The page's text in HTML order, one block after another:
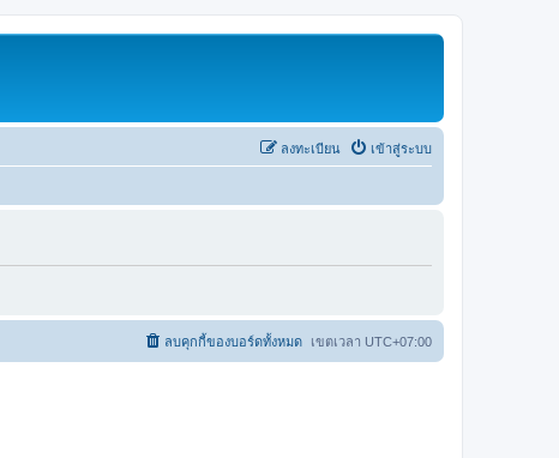
เข้าสู่ระบบ
ลงทะเบียน
เขตเวลา UTC+07:00
ลบคุกกี้ของบอร์ดทั้งหมด